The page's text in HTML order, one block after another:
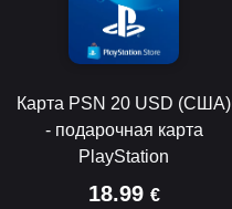
Карта PSN 20 USD (США)
- подарочная карта
PlayStation
18.99 €